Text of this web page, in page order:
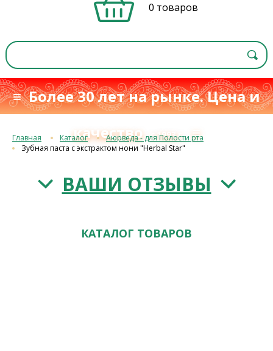
0 товаров
≡ Более 30 лет на рынке. Цена и
качествос 1993 г.≡
Главная Каталог
Аюрведа - для Полости рта
Зубная паста с экстрактом нони "Herbal Star"
ВАШИ ОТЗЫВЫ
КАТАЛОГ ТОВАРОВ